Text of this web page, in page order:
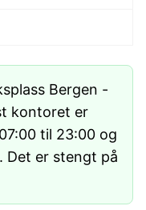
Bergen -
kontoret er
til 23:00 og
Det er stengt på